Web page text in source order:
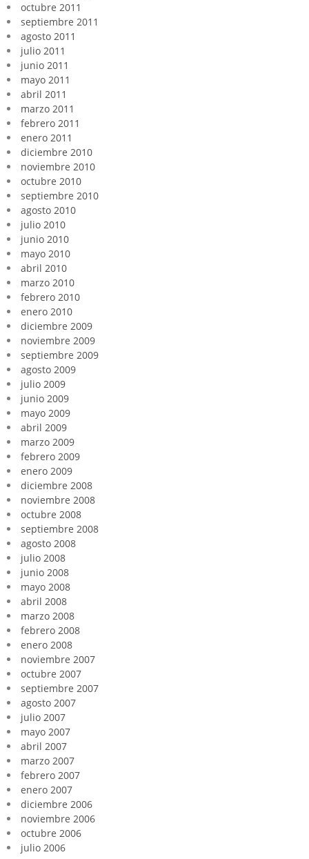
octubre 2011
septiembre 2011
agosto 2011
julio 2011
junio 2011
mayo 2011
abril 2011
marzo 2011
febrero 2011
enero 2011
diciembre 2010
noviembre 2010
octubre 2010
septiembre 2010
agosto 2010
julio 2010
junio 2010
mayo 2010
abril 2010
marzo 2010
febrero 2010
enero 2010
diciembre 2009
noviembre 2009
septiembre 2009
agosto 2009
julio 2009
junio 2009
mayo 2009
abril 2009
marzo 2009
febrero 2009
enero 2009
diciembre 2008
noviembre 2008
octubre 2008
septiembre 2008
agosto 2008
julio 2008
junio 2008
mayo 2008
abril 2008
marzo 2008
febrero 2008
enero 2008
noviembre 2007
octubre 2007
septiembre 2007
agosto 2007
julio 2007
mayo 2007
abril 2007
marzo 2007
febrero 2007
enero 2007
diciembre 2006
noviembre 2006
octubre 2006
julio 2006